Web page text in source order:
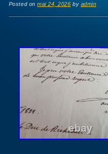
Posted onmai 24, 2026 by admin